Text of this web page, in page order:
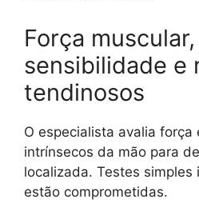
Força muscular,
sensibilidade e
tendinosos
O especialista avalia força
intrínsecos da mão para
localizada. Testes simples
estão comprometidas.